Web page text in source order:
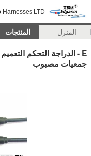
Harnesses LTD.
المنزل المنتجات
جمعيات مصبوب